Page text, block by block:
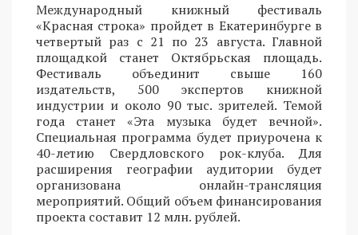
Международный книжный фестиваль
«Красная строка» пройдет в Екатеринбурге в
четвертый раз с 21 по 23 августа. Главной
площадкой станет Октябрьская площадь.
Фестиваль объединит свыше 160
издательств, 500 экспертов книжной
индустрии и около 90 тыс. зрителей. Темой
года станет «Эта музыка будет вечной».
Специальная программа будет приурочена к
40-летию Свердловского рок-клуба. Для
расширения географии аудитории будет
организована онлайн-трансляция
мероприятий. Общий объем финансирования
проекта составит 12 млн. рублей.